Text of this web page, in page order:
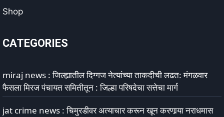
Shop
CATEGORIES
miraj news : जिल्ह्यातील दिग्गज नेत्यांच्या ताकदीची लढत: मंगळवार
फैसला मिरज पंचायत समितीतून : जिल्हा परिषदेचा सत्तेचा मार्ग
jat crime news : चिमुरडीवर अत्याचार करून खून करणार्‍या नराधमास